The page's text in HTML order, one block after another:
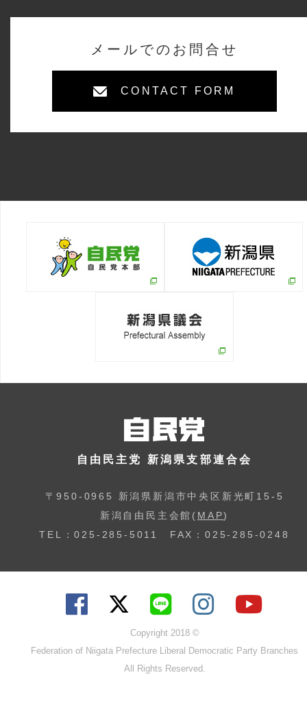
メールでのお問合せ
CONTACT FORM
自由民主党 新潟県支部連合会
〒950-0965 新潟県新潟市中央区新光町15-5
新潟自由民主会館( MAP)
TEL：025-285-5011 FAX：025-285-0248
Copyright 2018 ©
Federation of Niigata Prefecture Liberal Democratic Party Branches
All Rights Reserved.